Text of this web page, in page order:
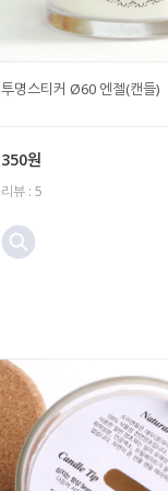
투명스티커 Ø60 엔젤(캔들)
350원
리뷰 : 5